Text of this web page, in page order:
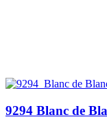
9294 Blanc de